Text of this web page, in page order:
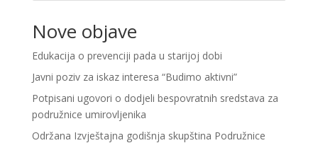
Nove objave
Edukacija o prevenciji pada u starijoj dobi
Javni poziv za iskaz interesa “Budimo aktivni”
Potpisani ugovori o dodjeli bespovratnih sredstava za
podružnice umirovljenika
Održana Izvještajna godišnja skupština Podružnice